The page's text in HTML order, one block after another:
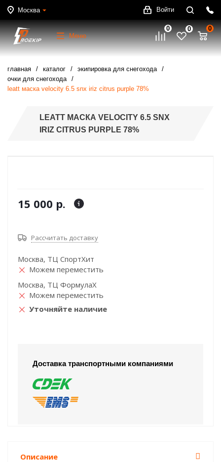
Москва Войти
Меню
0 0 0
главная каталог
экипировка для снегохода
очки для снегохода
leatt маска velocity 6.5 snx iriz citrus purple 78%
LEATT МАСКА VELOCITY 6.5 SNX
IRIZ CITRUS PURPLE 78%
15 000 р.
Рассчитать доставку
Москва, ТЦ СпортХит
Можем переместить
Москва, ТЦ ФормулаХ
Можем переместить
Уточняйте наличие
Доставка транспортными компаниями
Описание